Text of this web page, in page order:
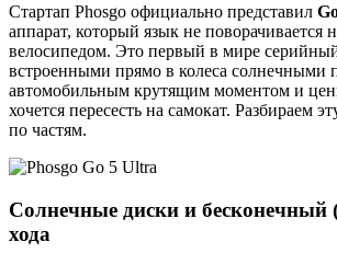
Стартап Phosgo официально представил
аппарат, который язык не поворачивается
велосипедом. Это первый в мире
встроенными прямо в колеса солнечными
автомобильным крутящим моментом и
хочется пересесть на самокат. Разбираем
по частям.
Солнечные диски и бесконечный
хода